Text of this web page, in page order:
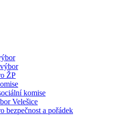
ŽP
komise
Velešice
bezpečnost a pořádek